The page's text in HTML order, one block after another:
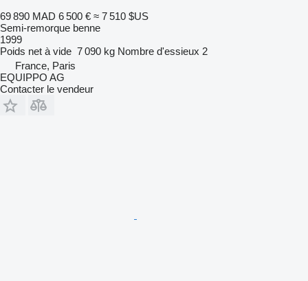
69 890 MAD 6 500 € ≈ 7 510 $US
Semi-remorque benne
1999
Poids net à vide 7 090 kg Nombre d'essieux 2
France, Paris
EQUIPPO AG
Contacter le vendeur